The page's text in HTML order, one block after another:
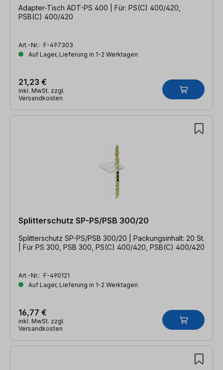
Adapter-Tisch ADT-PS 400 | Für: PS(C) 400/420,
PSB(C) 400/420
Art.-Nr.: F-497303
Auf Lager, Lieferung in 1-2 Werktagen
21,23 €
inkl. MwSt. zzgl.
Versandkosten
Splitterschutz SP-PS/PSB 300/20
Splitterschutz SP-PS/PSB 300/20 | Packungsinhalt: 20 St.
| Für PS 300, PSB 300, PS(C) 400/420, PSB(C) 400/420
Art.-Nr.: F-490121
Auf Lager, Lieferung in 1-2 Werktagen
16,77 €
inkl. MwSt. zzgl.
Versandkosten